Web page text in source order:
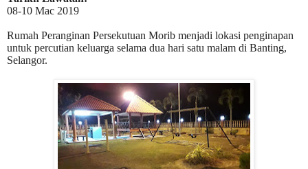
08-10 Mac 2019
Rumah Peranginan Persekutuan Morib menjadi lokasi penginapan
untuk percutian keluarga selama dua hari satu malam di Banting,
Selangor.